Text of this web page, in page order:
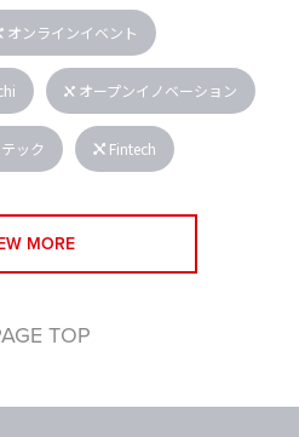
オンラインイベント
オープンイノベーション
ック Fintech
MORE
TOP